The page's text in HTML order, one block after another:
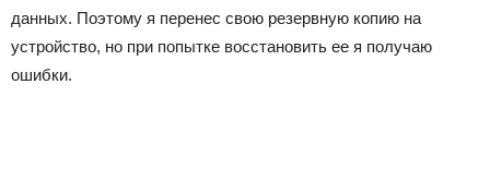
данных. Поэтому я перенес свою резервную копию на
устройство, но при попытке восстановить ее я получаю
ошибки.